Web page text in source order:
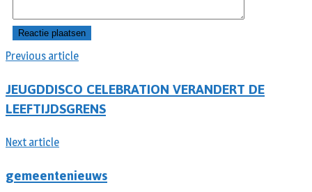
Previous article
JEUGDDISCO CELEBRATION VERANDERT DE
LEEFTIJDSGRENS
Next article
gemeentenieuws